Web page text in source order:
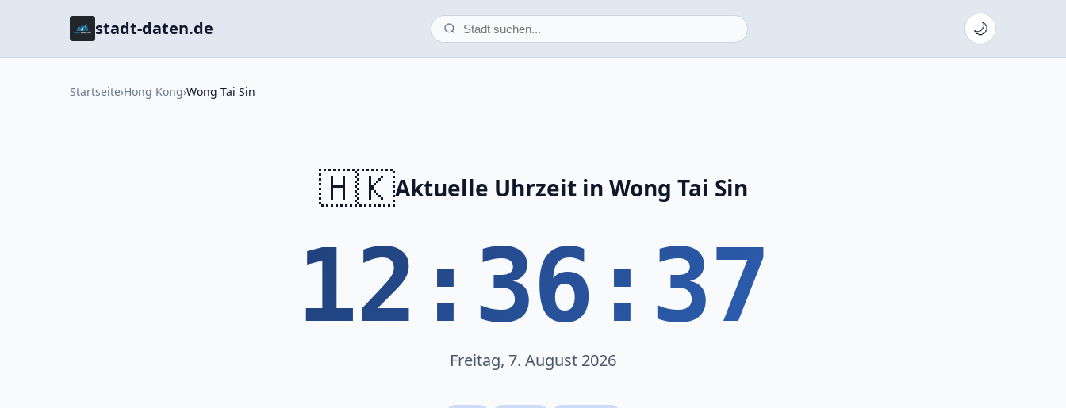
stadt-daten.de 🌙
Startseite›Hong Kong›Wong Tai Sin
🇭🇰Aktuelle Uhrzeit in Wong Tai Sin
12:36:37
Freitag, 7. August 2026